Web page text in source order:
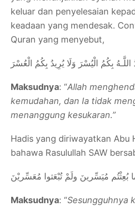
keluar dan penyelesaian
keadaan yang mendesak.
Quran yang menyebut,
اللَّـهُ بِكُمُ الْيُسْرَ وَلَا يُرِيدُ بِكُمُ الْعُسْرَ
Maksudnya: “Allah
kemudahan, dan Ia tidak
menanggung kesukaran.”
Hadis yang diriwayatkan Abu
bahawa Rasulullah SAW
بُعِثْتُم مُيَسِّرينَ ولَمْ تُبْعَثوا مُعَسِّريْنَ
Maksudnya: “Sesungguhnya